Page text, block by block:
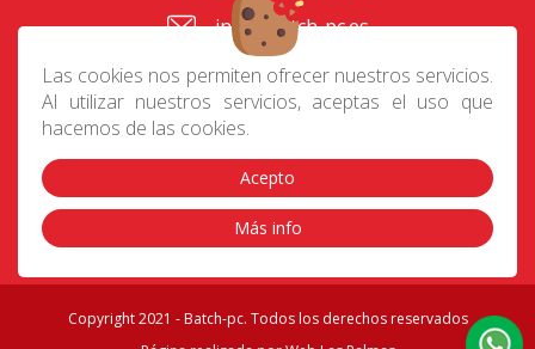
Las cookies nos permiten ofrecer nuestros servicios.
Al utilizar nuestros servicios, aceptas el uso que
hacemos de las cookies.
Acepto
Más info
info@batch-pc.es
C/ Gral. Mas de Gaminde
24 35006, Las Palmas
Contacto Aviso Legal|Política de privacidad
|
Preguntas frecuentes|Envíos|Devoluciones|
Condiciones de compra
Copyright 2021 - Batch-pc. Todos los derechos reservados